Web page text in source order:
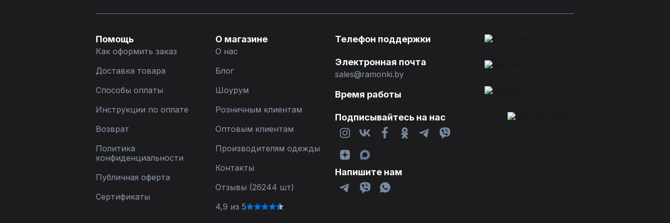
Помощь
Как оформить заказ
Доставка товара
Способы оплаты
Инструкции по оплате
Возврат
Политика
конфиденциальности
Публичная оферта
Сертификаты
О магазине
О нас
Блог
Шоурум
Розничным клиентам
Оптовым клиентам
Производителям одежды
Контакты
Отзывы (26244 шт)
4,9 из 5
Телефон поддержки
Электронная почта
sales@ramonki.by
Время работы
Подписывайтесь на нас
Напишите нам